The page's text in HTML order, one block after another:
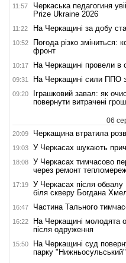
11:57
Черкаська педагогиня
Prize Ukraine 2026
11:22 На Черкащині за добу
10:52
Погода різко зміниться:
фронт
10:17 На Черкащині провели в
09:31 На Черкащині сили ППО
09:20
Іграшковий завал: як
повернути витрачені
06
20:09 Черкащина втратила
19:03 У Черкасах шукають
18:08
У Черкасах тимчасово
через ремонт
17:19
У Черкасах після обвалу
біля скверу Богдана
16:47 Частина Тального
16:22
На Черкащині молодята
після одруження
15:50
На Черкащині суд
парку "Нижньосульський"